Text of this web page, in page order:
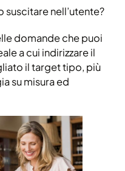
nell’utente?
domande che puoi
a cui indirizzare il
il target tipo, più
su misura ed